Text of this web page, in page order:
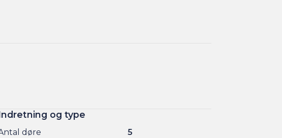
og type
døre
5